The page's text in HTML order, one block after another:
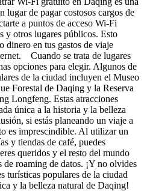
lugar de pagar costosos cargos de
a puntos de acceso Wi-Fi
y otros lugares públicos. Esto
dinero en tus gastos de viaje
Cuando se trata de lugares
opciones para elegir. Algunos de
de la ciudad incluyen el Museo
Forestal de Daqing y la Reserva
Longfeng. Estas atracciones
única a la historia y la belleza
si estás planeando un viaje a
es imprescindible. Al utilizar un
y tiendas de café, puedes
queridos y el resto del mundo
de roaming de datos. ¡Y no olvides
turísticas populares de la ciudad
y la belleza natural de Daqing!